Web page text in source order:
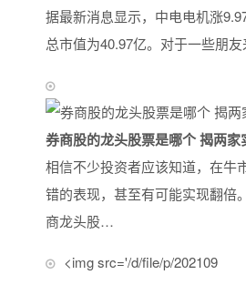
据最新消息显示，中电电机涨
总市值为40.97亿。对于一些朋
券商股的龙头股票是哪个 揭两
相信不少投资者应该知道，在牛
错的表现，甚至有可能实现翻倍
商龙头股…
<img src='/d/file/p/202109